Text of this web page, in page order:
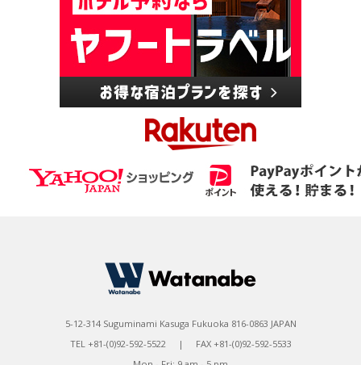
5-12-314 Suguminami Kasuga Fukuoka 816-0863 JAPAN
TEL +81-(0)92-592-5522 | FAX +81-(0)92-592-5533